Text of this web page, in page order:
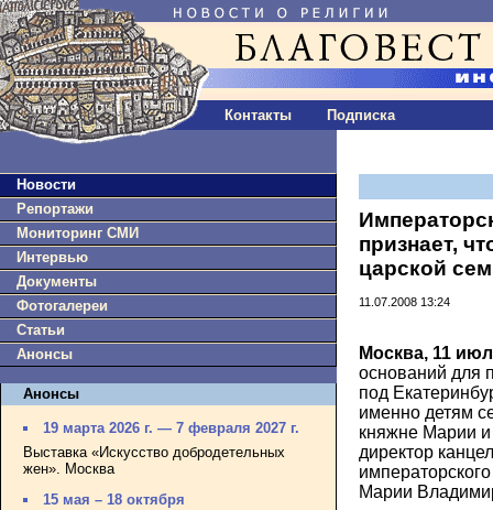
Контакты Подписка
Новости
Репортажи
Мониторинг СМИ
Интервью
Документы
Фотогалереи
Статьи
Анонсы
Анонсы
19 марта 2026 г. — 7 февраля 2027 г.
Выставка «Искусство добродетельных
жен». Москва
15 мая – 18 октября
признает,
царской
11.07.2008 13:24
Москва, 11
оснований для
под
именно детям
княжне Марии
директор
Марии